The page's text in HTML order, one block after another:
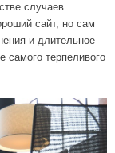
случаев
сайт, но сам
и длительное
самого терпеливого